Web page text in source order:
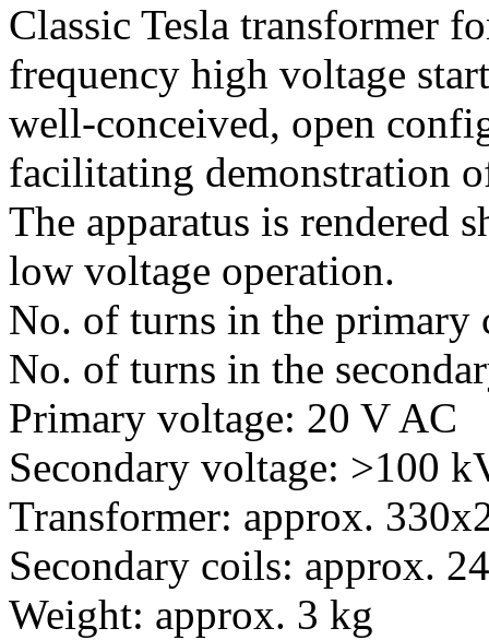
Classic Tesla transformer
frequency high voltage
well-conceived, open
facilitating demonstration
The apparatus is rendered
low voltage operation.
No. of turns in the primary
No. of turns in the
Primary voltage: 20 V AC
Secondary voltage: >100
Transformer: approx.
Secondary coils: approx.
Weight: approx. 3 kg